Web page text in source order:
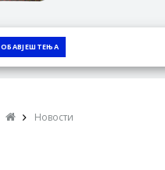
ОБАВЈЕШТЕЊА
Новости